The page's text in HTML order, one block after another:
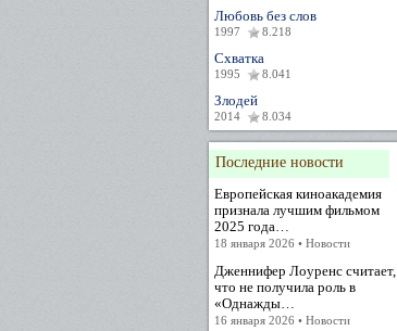
Любовь без слов
1997 8.218
Схватка
1995 8.041
Злодей
2014 8.034
Последние новости
Европейская киноакадемия
признала лучшим фильмом
2025 года…
18 января 2026 • Новости
Дженнифер Лоуренс считает,
что не получила роль в
«Однажды…
16 января 2026 • Новости